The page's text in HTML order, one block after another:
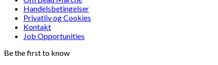
Handelsbetingelser
Privatliv og Cookies
Kontakt
Job Opportunities
Be the first to know